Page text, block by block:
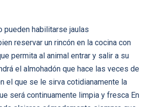
pueden habilitarse jaulas
reservar un rincón en la cocina con
permita al animal entrar y salir a su
el almohadón que hace las veces de
el que se le sirva cotidianamente la
será continuamente limpia y fresca En